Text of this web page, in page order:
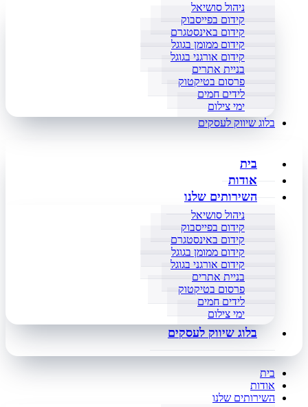
ניהול סושיאל
קידום בפייסבוק
קידום באינסטגרם
קידום ממומן בגוגל
קידום אורגני בגוגל
בניית אתרים
פרסום בטיקטוק
לידים חמים
ימי צילום
בלוג שיווק לעסקים
בית
אודות
השירותים שלנו
ניהול סושיאל
קידום בפייסבוק
קידום באינסטגרם
קידום ממומן בגוגל
קידום אורגני בגוגל
בניית אתרים
פרסום בטיקטוק
לידים חמים
ימי צילום
בלוג שיווק לעסקים
בית
אודות
השירותים שלנו